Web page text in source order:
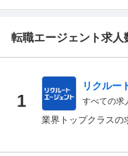
転職エージェント求人
1
リクルー
すべての求
業界トップクラスの